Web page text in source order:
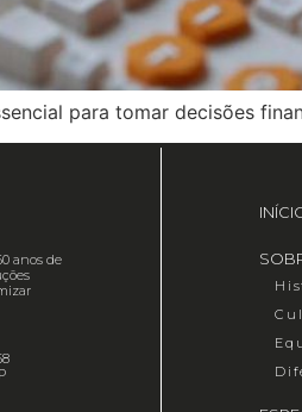
para tomar decisões
anos de